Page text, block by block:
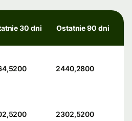
30 dni Ostatnie 90 dni
2440,2800
2302,5200